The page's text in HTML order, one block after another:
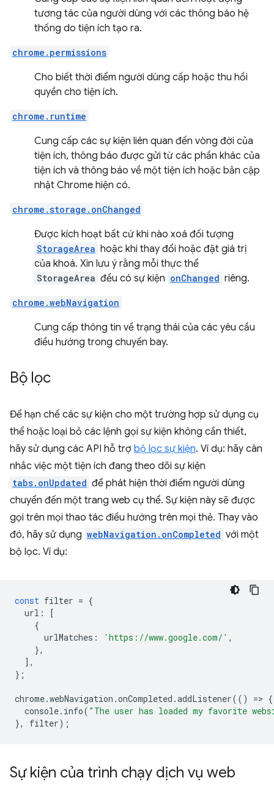
tương tác của người dùng với các thông báo hệ
thống do tiện ích tạo ra.
chrome.permissions
Cho biết thời điểm người dùng cấp hoặc thu hồi
quyền cho tiện ích.
chrome.runtime
Cung cấp các sự kiện liên quan đến vòng đời của
tiện ích, thông báo được gửi từ các phần khác của
tiện ích và thông báo về một tiện ích hoặc bản cập
nhật Chrome hiện có.
chrome.storage.onChanged
Được kích hoạt bất cứ khi nào xoá đối tượng
StorageArea hoặc khi thay đổi hoặc đặt giá trị
của khoá. Xin lưu ý rằng mỗi thực thể
StorageArea đều có sự kiện onChanged riêng.
chrome.webNavigation
Cung cấp thông tin về trạng thái của các yêu cầu
điều hướng trong chuyến bay.
Bộ lọc
Để hạn chế các sự kiện cho một trường hợp sử dụng cụ
thể hoặc loại bỏ các lệnh gọi sự kiện không cần thiết,
hãy sử dụng các API hỗ trợ bộ lọc sự kiện. Ví dụ: hãy cân
nhắc việc một tiện ích đang theo dõi sự kiện
tabs.onUpdated để phát hiện thời điểm người dùng
chuyển đến một trang web cụ thể. Sự kiện này sẽ được
gọi trên mọi thao tác điều hướng trên mọi thẻ. Thay vào
đó, hãy sử dụng webNavigation.onCompleted với một
bộ lọc. Ví dụ:
const filter = {
url :
[
{
urlMatches : 'https://www.google.com/' ,
},
],
};
chrome.webNavigation .onCompleted .addListener(() => {
console. info( "The user has loaded my favorite
},
filter);
Sự kiện của trình chạy dịch vụ web